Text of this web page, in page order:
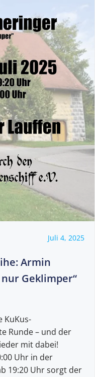
Juli 4, 2025
Armin
Geklimper“
KuKus-
Runde – und der
mit dabei!
Uhr in der
19:20 Uhr sorgt der